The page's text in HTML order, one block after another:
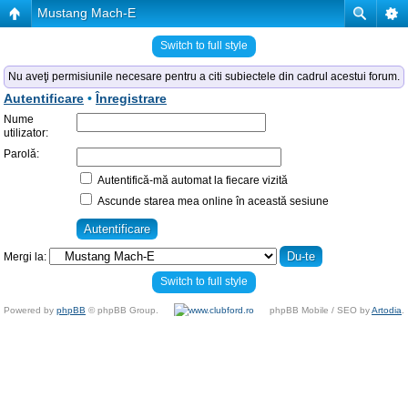
Mustang Mach-E
Switch to full style
Nu aveţi permisiunile necesare pentru a citi subiectele din cadrul acestui forum.
Autentificare • Înregistrare
Nume
utilizator:
Parolă:
Autentifică-mă automat la fiecare vizită
Ascunde starea mea online în această sesiune
Mergi la:
Switch to full style
Powered by phpBB © phpBB Group. phpBB Mobile / SEO byArtodia